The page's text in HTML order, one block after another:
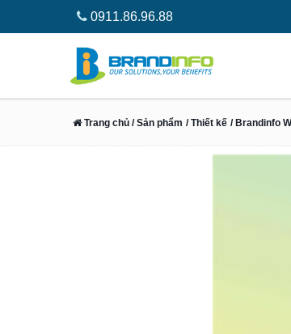
0911.86.96.88
Trang chủ / Sản phẩm / Thiết kế / Brandinfo
Website được xem như là “ngôi nhà”